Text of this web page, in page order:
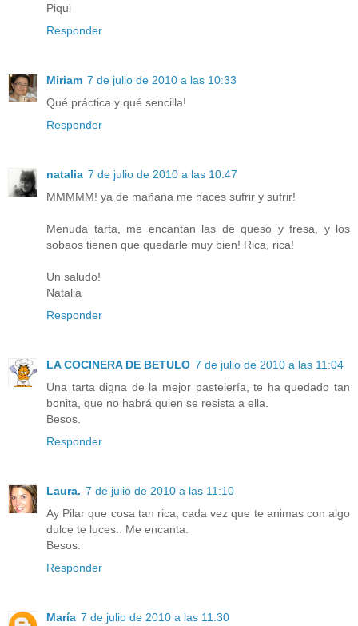
Piqui
Responder
Miriam 7 de julio de 2010 a las 10:33
Qué práctica y qué sencilla!
Responder
natalia 7 de julio de 2010 a las 10:47
MMMMM! ya de mañana me haces sufrir y sufrir!
Menuda tarta, me encantan las de queso y fresa, y los
sobaos tienen que quedarle muy bien! Rica, rica!
Un saludo!
Natalia
Responder
LA COCINERA DE BETULO 7 de julio de 2010 a las 11:04
Una tarta digna de la mejor pastelería, te ha quedado tan
bonita, que no habrá quien se resista a ella.
Besos.
Responder
Laura. 7 de julio de 2010 a las 11:10
Ay Pilar que cosa tan rica, cada vez que te animas con algo
dulce te luces.. Me encanta.
Besos.
Responder
María 7 de julio de 2010 a las 11:30